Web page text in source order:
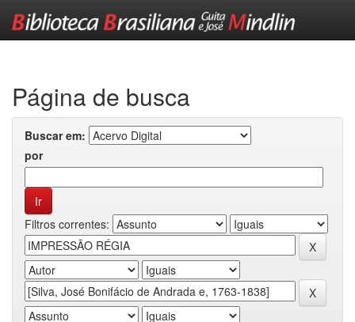
Página de busca
Buscar em:
por
Filtros correntes: